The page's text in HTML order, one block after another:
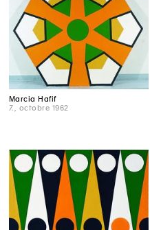
Marcia Hafif
7., octobre 1962